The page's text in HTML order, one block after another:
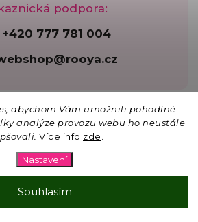
abychom Vám umožnili pohodlné
analýze provozu webu ho neustále
Více info zde
Nastavení
Souhlasím
podpora:
+420 777 781 004
vyhrazena.
nastavení cookies
Shoptet | Design